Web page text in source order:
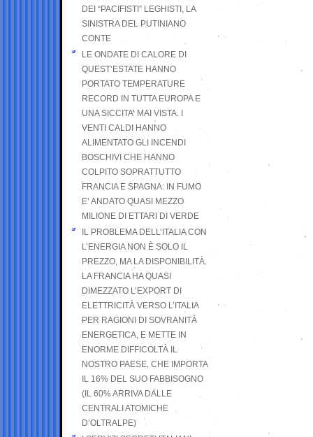
DEI “PACIFISTI” LEGHISTI, LA
SINISTRA DEL PUTINIANO
CONTE
LE ONDATE DI CALORE DI
QUEST’ESTATE HANNO
PORTATO TEMPERATURE
RECORD IN TUTTA EUROPA E
UNA SICCITA’ MAI VISTA. I
VENTI CALDI HANNO
ALIMENTATO GLI INCENDI
BOSCHIVI CHE HANNO
COLPITO SOPRATTUTTO
FRANCIA E SPAGNA: IN FUMO
E’ ANDATO QUASI MEZZO
MILIONE DI ETTARI DI VERDE
IL PROBLEMA DELL’ITALIA CON
L’ENERGIA NON È SOLO IL
PREZZO, MA LA DISPONIBILITÀ.
LA FRANCIA HA QUASI
DIMEZZATO L’EXPORT DI
ELETTRICITÀ VERSO L’ITALIA
PER RAGIONI DI SOVRANITÀ
ENERGETICA, E METTE IN
ENORME DIFFICOLTÀ IL
NOSTRO PAESE, CHE IMPORTA
IL 16% DEL SUO FABBISOGNO
(IL 60% ARRIVA DALLE
CENTRALI ATOMICHE
D’OLTRALPE)